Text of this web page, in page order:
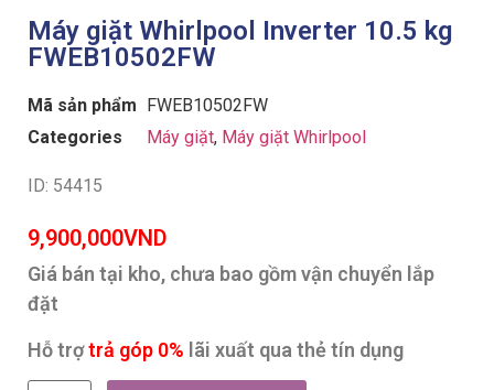
Máy giặt Whirlpool Inverter 10.5 kg
FWEB10502FW
Mã sản phẩm FWEB10502FW
Categories
Máy giặt, Máy giặt Whirlpool
ID: 54415
9,900,000VND
Giá bán tại kho, chưa bao gồm vận chuyển lắp
đặt
Hỗ trợtrả góp 0% lãi xuất qua thẻ tín dụng